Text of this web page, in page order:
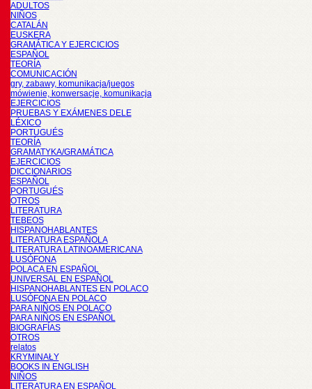
ADULTOS
NIÑOS
CATALÁN
EUSKERA
GRAMÁTICA Y EJERCICIOS
ESPAÑOL
TEORÍA
COMUNICACIÓN
gry, zabawy, komunikacja/juegos
mówienie, konwersacje, komunikacja
EJERCICIOS
PRUEBAS Y EXÁMENES DELE
LÉXICO
PORTUGUÉS
TEORÍA
GRAMATYKA/GRAMÁTICA
EJERCICIOS
DICCIONARIOS
ESPAÑOL
PORTUGUÉS
OTROS
LITERATURA
TEBEOS
HISPANOHABLANTES
LITERATURA ESPAÑOLA
LITERATURA LATINOAMERICANA
LUSÓFONA
POLACA EN ESPAÑOL
UNIVERSAL EN ESPAÑOL
HISPANOHABLANTES EN POLACO
LUSÓFONA EN POLACO
PARA NIÑOS EN POLACO
PARA NIÑOS EN ESPAÑOL
BIOGRAFÍAS
OTROS
relatos
KRYMINAŁY
BOOKS IN ENGLISH
NIÑOS
LITERATURA EN ESPAÑOL